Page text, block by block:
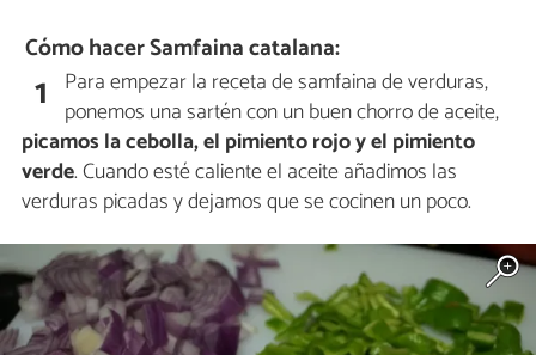
Cómo hacer Samfaina catalana:
1 Para empezar la receta de samfaina de verduras,
ponemos una sartén con un buen chorro de aceite,
picamos la cebolla, el pimiento rojo y el pimiento
verde. Cuando esté caliente el aceite añadimos las
verduras picadas y dejamos que se cocinen un poco.